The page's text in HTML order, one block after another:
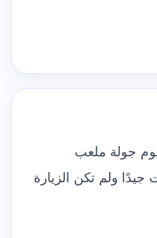
جولة ملعب
جيدًا ولم تكن الزيارة